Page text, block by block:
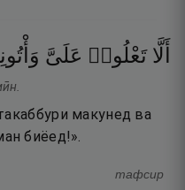
أَلَّا تَعْلُوا۟ عَلَىَّ
макунед ва
биёед!».
тафсир